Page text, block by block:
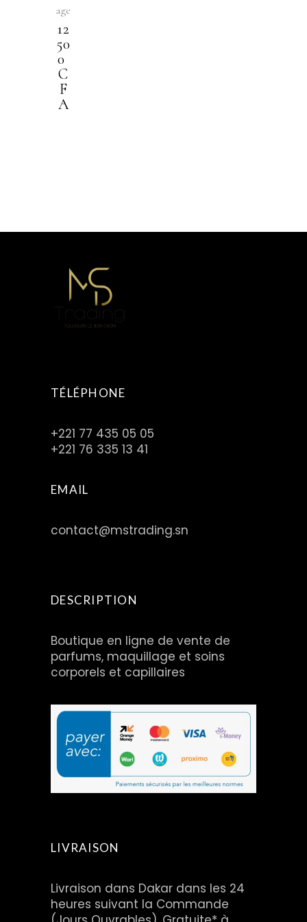
age
12
50
0
C
F
A
TÉLÉPHONE
+221 77 435 05 05
+221 76 335 13 41
EMAIL
contact@mstrading.sn
DESCRIPTION
Boutique en ligne de vente de
parfums, maquillage et soins
corporels et capillaires
LIVRAISON
Livraison dans Dakar dans les 24
heures suivant la Commande